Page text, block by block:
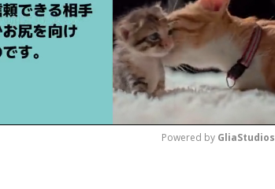
Powered by GliaStudios